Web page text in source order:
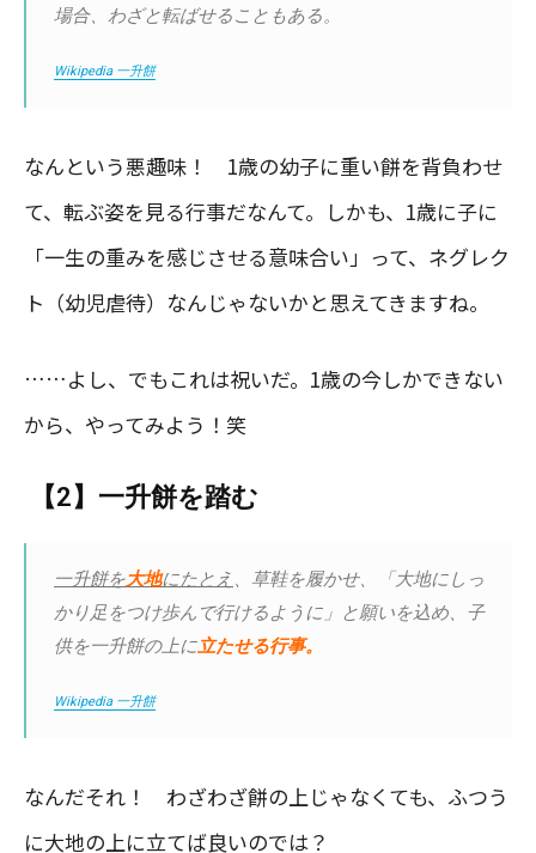
場合、わざと転ばせることもある。
Wikipedia 一升餅
なんという悪趣味！ 1歳の幼子に重い餅を背負わせ
て、転ぶ姿を見る行事だなんて。しかも、1歳に子に
「一生の重みを感じさせる意味合い」って、ネグレク
ト（幼児虐待）なんじゃないかと思えてきますね。
……よし、でもこれは祝いだ。1歳の今しかできない
から、やってみよう！笑
【2】一升餅を踏む
一升餅を大地にたとえ 、草鞋を履かせ、「大地にしっ
かり足をつけ歩んで行けるように」と願いを込め、子
供を一升餅の上に立たせる行事。
Wikipedia 一升餅
なんだそれ！ わざわざ餅の上じゃなくても、ふつう
に大地の上に立てば良いのでは？